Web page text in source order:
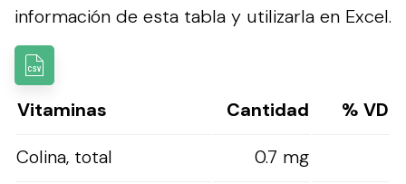
información de esta tabla y utilizarla en Excel.
Vitaminas Cantidad
% VD
Colina, total
0.7 mg